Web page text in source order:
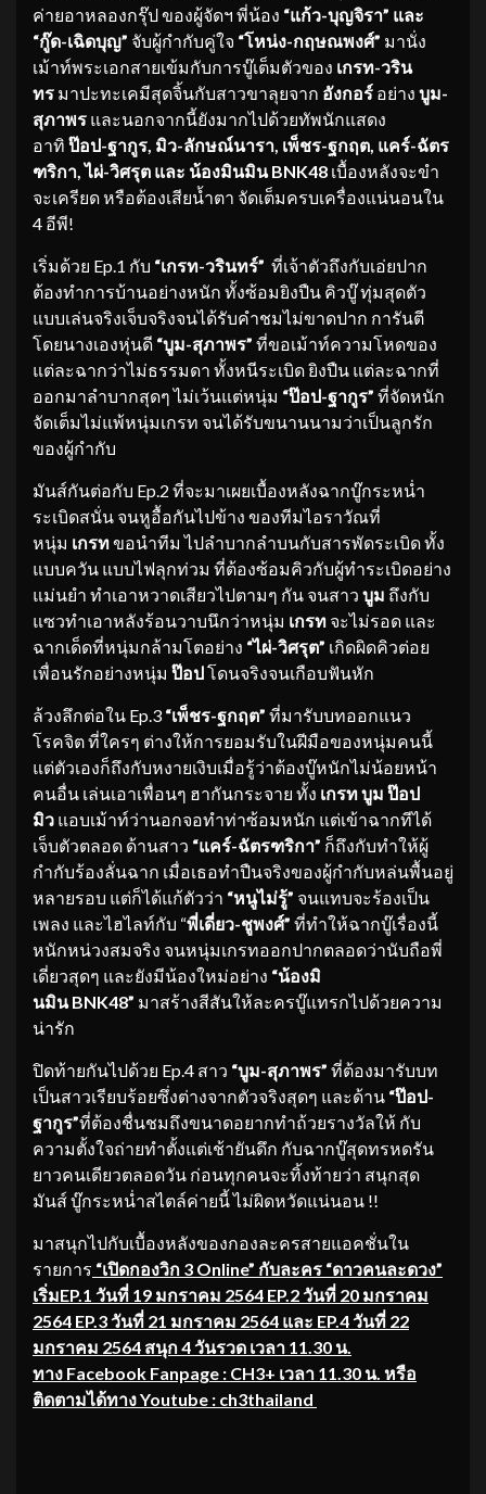
ค่ายอาหลองกรุ๊ป ของผู้จัดฯ พี่น้อง “แก้ว-บุญจิรา” และ
“กู๊ด-เฉิดบุญ” จับผู้กำกับคู่ใจ “โหน่ง-กฤษณพงศ์” มานั่ง
เม้าท์พระเอกสายเข้มกับการบู๊เต็มตัวของ เกรท-วริน
ทร มาปะทะเคมีสุดจิ้นกับสาวขาลุยจาก อังกอร์ อย่าง บูม-
สุภาพร และนอกจากนี้ยังมากไปด้วยทัพนักแสดง
อาทิ ป๊อป-ฐากูร , มิว-ลักษณ์นารา, เพ็ชร-ฐกฤต, แคร์-ฉัตร
ฑริกา, ไผ่-วิศรุต และ น้องมินมิน BNK48 เบื้องหลังจะขำ
จะเครียด หรือต้องเสียน้ำตา จัดเต็มครบเครื่องแน่นอนใน
4 อีพี!
เริ่มด้วย Ep.1 กับ “เกรท-วรินทร์” ที่เจ้าตัวถึงกับเอ่ยปาก
ต้องทำการบ้านอย่างหนัก ทั้งซ้อมยิงปืน คิวบู๊ ทุ่มสุดตัว
แบบเล่นจริงเจ็บจริงจนได้รับคำชมไม่ขาดปาก การันตี
โดยนางเองหุ่นดี “บูม-สุภาพร” ที่ขอเม้าท์ความโหดของ
แต่ละฉากว่าไม่ธรรมดา ทั้งหนีระเบิด ยิงปืน แต่ละฉากที่
ออกมาลำบากสุดๆ ไม่เว้นแต่หนุ่ม “ป๊อป-ฐากูร” ที่จัดหนัก
จัดเต็มไม่แพ้หนุ่มเกรท จนได้รับขนานนามว่าเป็นลูกรัก
ของผู้กำกับ
มันส์กันต่อกับ Ep.2 ที่จะมาเผยเบื้องหลังฉากบู๊กระหน่ำ
ระเบิดสนั่น จนหูอื้อกันไปข้าง ของทีมไอราวัณที่
หนุ่ม เกรทขอนำทีม ไปลำบากลำบนกับสารพัดระเบิด ทั้ง
แบบควัน แบบไฟลุกท่วม ที่ต้องซ้อมคิวกับผู้ทำระเบิดอย่าง
แม่นยำ ทำเอาหวาดเสียวไปตามๆ กัน จนสาว บูม ถึงกับ
แซวทำเอาหลังร้อนวาบนึกว่าหนุ่ม เกรท จะไม่รอด และ
ฉากเด็ดที่หนุ่มกล้ามโตอย่าง “ไผ่-วิศรุต” เกิดผิดคิวต่อย
เพื่อนรักอย่างหนุ่ม ป๊อปโดนจริงจนเกือบฟันหัก
ล้วงลึกต่อใน Ep.3 “เพ็ชร-ฐกฤต” ที่มารับบทออกแนว
โรคจิต ที่ใครๆ ต่างให้การยอมรับในฝีมือของหนุ่มคนนี้
แต่ตัวเองก็ถึงกับหงายเงิบเมื่อรู้ว่าต้องบู๊หนักไม่น้อยหน้า
คนอื่น เล่นเอาเพื่อนๆ ฮากันกระจาย ทั้ง เกรท บูม ป๊อป
มิว แอบเม้าท์ว่านอกจอทำท่าซ้อมหนัก แต่เข้าฉากทีได้
เจ็บตัวตลอด ด้านสาว “แคร์-ฉัตรฑริกา” ก็ถึงกับทำให้ผู้
กำกับร้องลั่นฉาก เมื่อเธอทำปืนจริงของผู้กำกับหล่นพื้นอยู่
หลายรอบ แต่ก็ได้แก้ตัวว่า “หนูไม่รู้” จนแทบจะร้องเป็น
เพลง และไฮไลท์กับ “พี่เดี่ยว-ชูพงศ์” ที่ทำให้ฉากบู๊เรื่องนี้
หนักหน่วงสมจริง จนหนุ่มเกรทออกปากตลอดว่านับถือพี่
เดี่ยวสุดๆ และยังมีน้องใหม่อย่าง “น้องมิ
นมินBNK48” มาสร้างสีสันให้ละครบู๊แทรกไปด้วยความ
น่ารัก
ปิดท้ายกันไปด้วย Ep.4 สาว “บูม-สุภาพร” ที่ต้องมารับบท
เป็นสาวเรียบร้อยซึ่งต่างจากตัวจริงสุดๆ และด้าน “ป๊อป-
ฐากูร”ที่ต้องชื่นชมถึงขนาดอยากทำถ้วยรางวัลให้ กับ
ความตั้งใจถ่ายทำตั้งแต่เช้ายันดึก กับฉากบู๊สุดทรหดรัน
ยาวคนเดียวตลอดวัน ก่อนทุกคนจะทิ้งท้ายว่า สนุกสุด
มันส์ บู๊กระหน่ำสไตล์ค่ายนี้ ไม่ผิดหวัดแน่นอน !!
มาสนุกไปกับเบื้องหลังของกองละครสายแอคชั่นใน
รายการ “เปิดกองวิก 3 Online” กับละคร “ดาวคนละดวง”
เริ่มEP.1 วันที่ 19 มกราคม 2564 EP.2 วันที่ 20 มกราคม
2564 EP.3 วันที่ 21 มกราคม 2564 และ EP.4 วันที่ 22
มกราคม 2564 สนุก 4 วันรวด เวลา 11.30 น.
ทาง Facebook Fanpage : CH3+ เวลา 11.30 น. หรือ
ติดตามได้ทาง Youtube : ch3thailand